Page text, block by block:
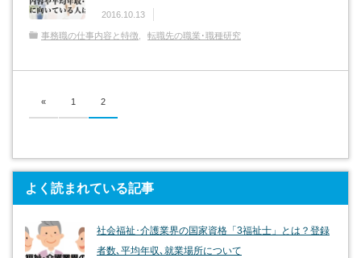
2016.10.13
事務職の仕事内容と特徴 転職先の職業･職種研究
« 1 2
よく読まれている記事
社会福祉･介護業界の国家資格「3福祉士」とは？登録
者数､平均年収､就業場所について